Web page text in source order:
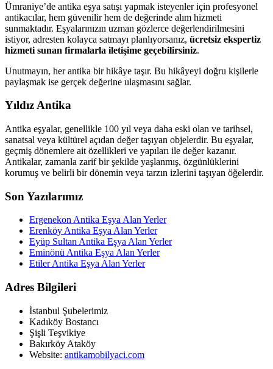
Ümraniye’de antika eşya satışı yapmak isteyenler için profesyonel
antikacılar, hem güvenilir hem de değerinde alım hizmeti
sunmaktadır. Eşyalarınızın uzman gözlerce değerlendirilmesini
istiyor, adresten kolayca satmayı planlıyorsanız, ücretsiz ekspertiz
hizmeti sunan firmalarla iletişime geçebilirsiniz.
Unutmayın, her antika bir hikâye taşır. Bu hikâyeyi doğru kişilerle
paylaşmak ise gerçek değerine ulaşmasını sağlar.
Yıldız Antika
Antika eşyalar, genellikle 100 yıl veya daha eski olan ve tarihsel,
sanatsal veya kültürel açıdan değer taşıyan objelerdir. Bu eşyalar,
geçmiş dönemlere ait özellikleri ve yapıları ile değer kazanır.
Antikalar, zamanla zarif bir şekilde yaşlanmış, özgünlüklerini
korumuş ve belirli bir dönemin veya tarzın izlerini taşıyan öğelerdir.
Son Yazılarımız
Ergenekon Antika Eşya Alan Yerler
Erenköy Antika Eşya Alan Yerler
Eyüp Sultan Antika Eşya Alan Yerler
Eminönü Antika Eşya Alan Yerler
Etiler Antika Eşya Alan Yerler
Adres Bilgileri
İstanbul Şubelerimiz
Kadıköy Bostancı
Şişli Teşvikiye
Bakırköy Ataköy
Website: antikamobilyaci.com